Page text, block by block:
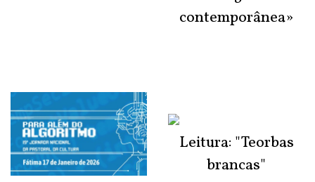
contemporânea»
Leitura: "Teorbas
brancas"